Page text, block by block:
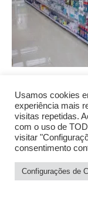
Parece um
farmácia pergunta
de se cadastrar
invisível deveria
te dar um
ou Saxenda, há
surpreender. O
Usamos cookies
experiência mais
visitas repetidas.
com o uso de
visitar
consentimento
Configurações de